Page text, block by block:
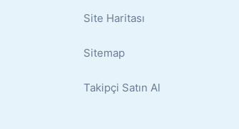
Site Haritası
Sitemap
Takipçi Satın Al